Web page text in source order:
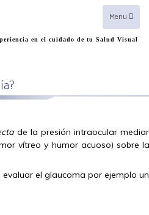
Toggle
navigation
Menu
en el cuidado de tu Salud Visual
de la presión intraocular
vítreo y humor acuoso) sobre
el glaucoma por ejemplo